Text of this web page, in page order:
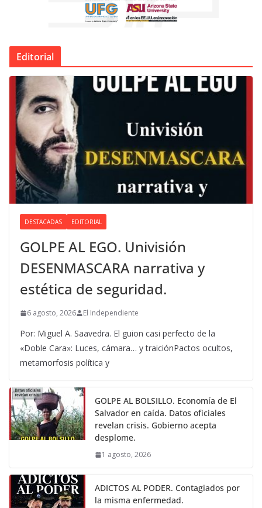
Editorial
DESTACADAS EDITORIAL
GOLPE AL EGO. Univisión
DESENMASCARA narrativa y
estética de seguridad.
6 agosto, 2026 El Independiente
Por: Miguel A. Saavedra. El guion casi perfecto de la
«Doble Cara»: Luces, cámara… y traiciónPactos ocultos,
metamorfosis política y
GOLPE AL BOLSILLO. Economía de El
Salvador en caída. Datos oficiales
revelan crisis. Gobierno acepta
desplome.
1 agosto, 2026
ADICTOS AL PODER. Contagiados por
la misma enfermedad.